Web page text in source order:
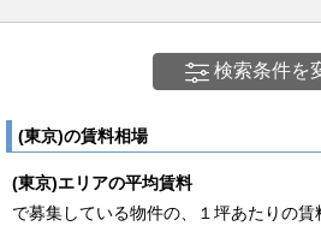
検索条件を
(東京)の賃料相場
(東京)エリアの平均賃料
で募集している物件の、１坪あたりの